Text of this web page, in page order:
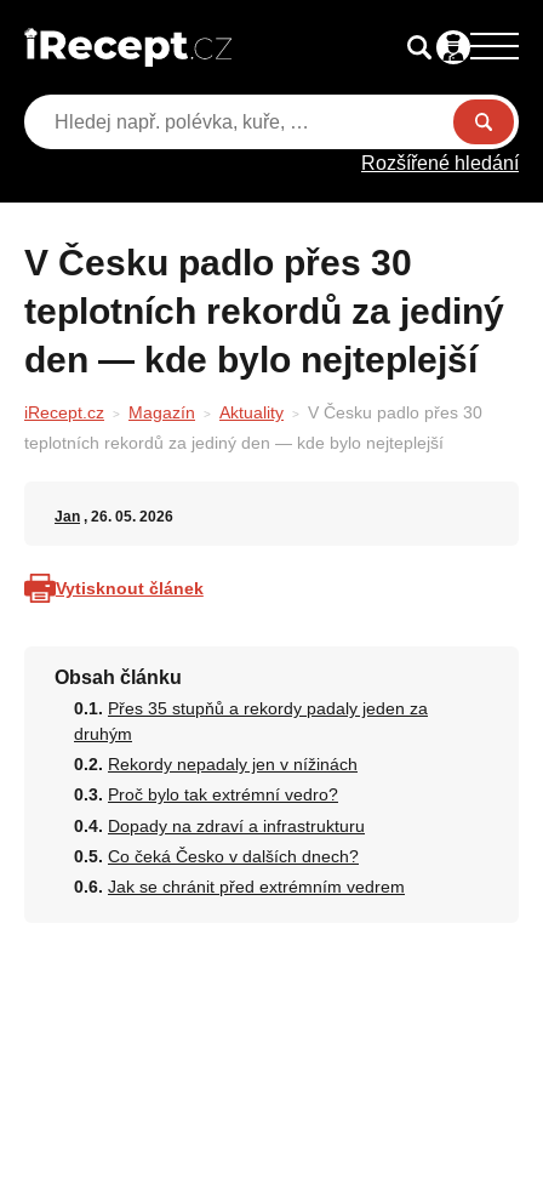
Rozšířené hledání
V Česku padlo přes 30
teplotních rekordů za jediný
den — kde bylo nejteplejší
iRecept.cz Magazín Aktuality
V Česku padlo přes 30
teplotních rekordů za jediný den — kde bylo nejteplejší
Jan , 26. 05. 2026
Vytisknout článek
Obsah článku
Přes 35 stupňů a rekordy padaly jeden za
druhým
Rekordy nepadaly jen v nížinách
Proč bylo tak extrémní vedro?
Dopady na zdraví a infrastrukturu
Co čeká Česko v dalších dnech?
Jak se chránit před extrémním vedrem